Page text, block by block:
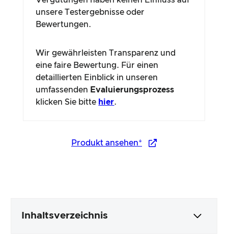
unsere Testergebnisse oder
Bewertungen.
Wir gewährleisten Transparenz und
eine faire Bewertung. Für einen
detaillierten Einblick in unseren
umfassenden Evaluierungsprozess
klicken Sie bitte hier.
Produkt ansehen*
Inhaltsverzeichnis